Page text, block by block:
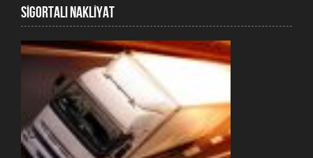
SİGORTALI NAKLİYAT